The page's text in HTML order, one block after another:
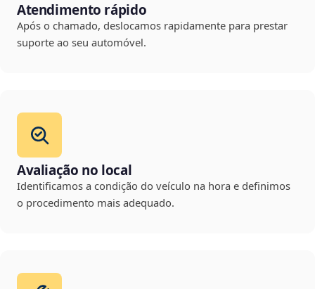
Atendimento rápido
Após o chamado, deslocamos rapidamente para prestar
suporte ao seu automóvel.
Avaliação no local
Identificamos a condição do veículo na hora e definimos
o procedimento mais adequado.